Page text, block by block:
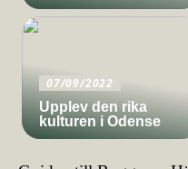
07/09/2022
Upplev den rika
kulturen i Odense